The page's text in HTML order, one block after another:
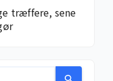
træffere, sene